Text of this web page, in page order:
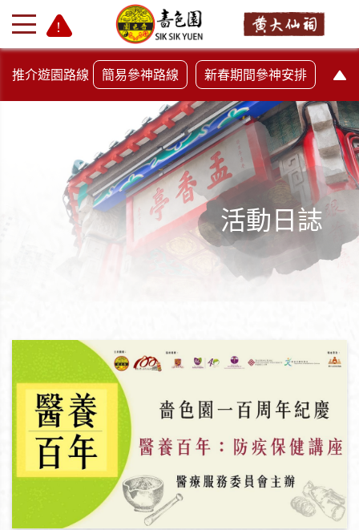
+
推介遊園路線 簡易參神路線 新春期間參神安排
活動日誌